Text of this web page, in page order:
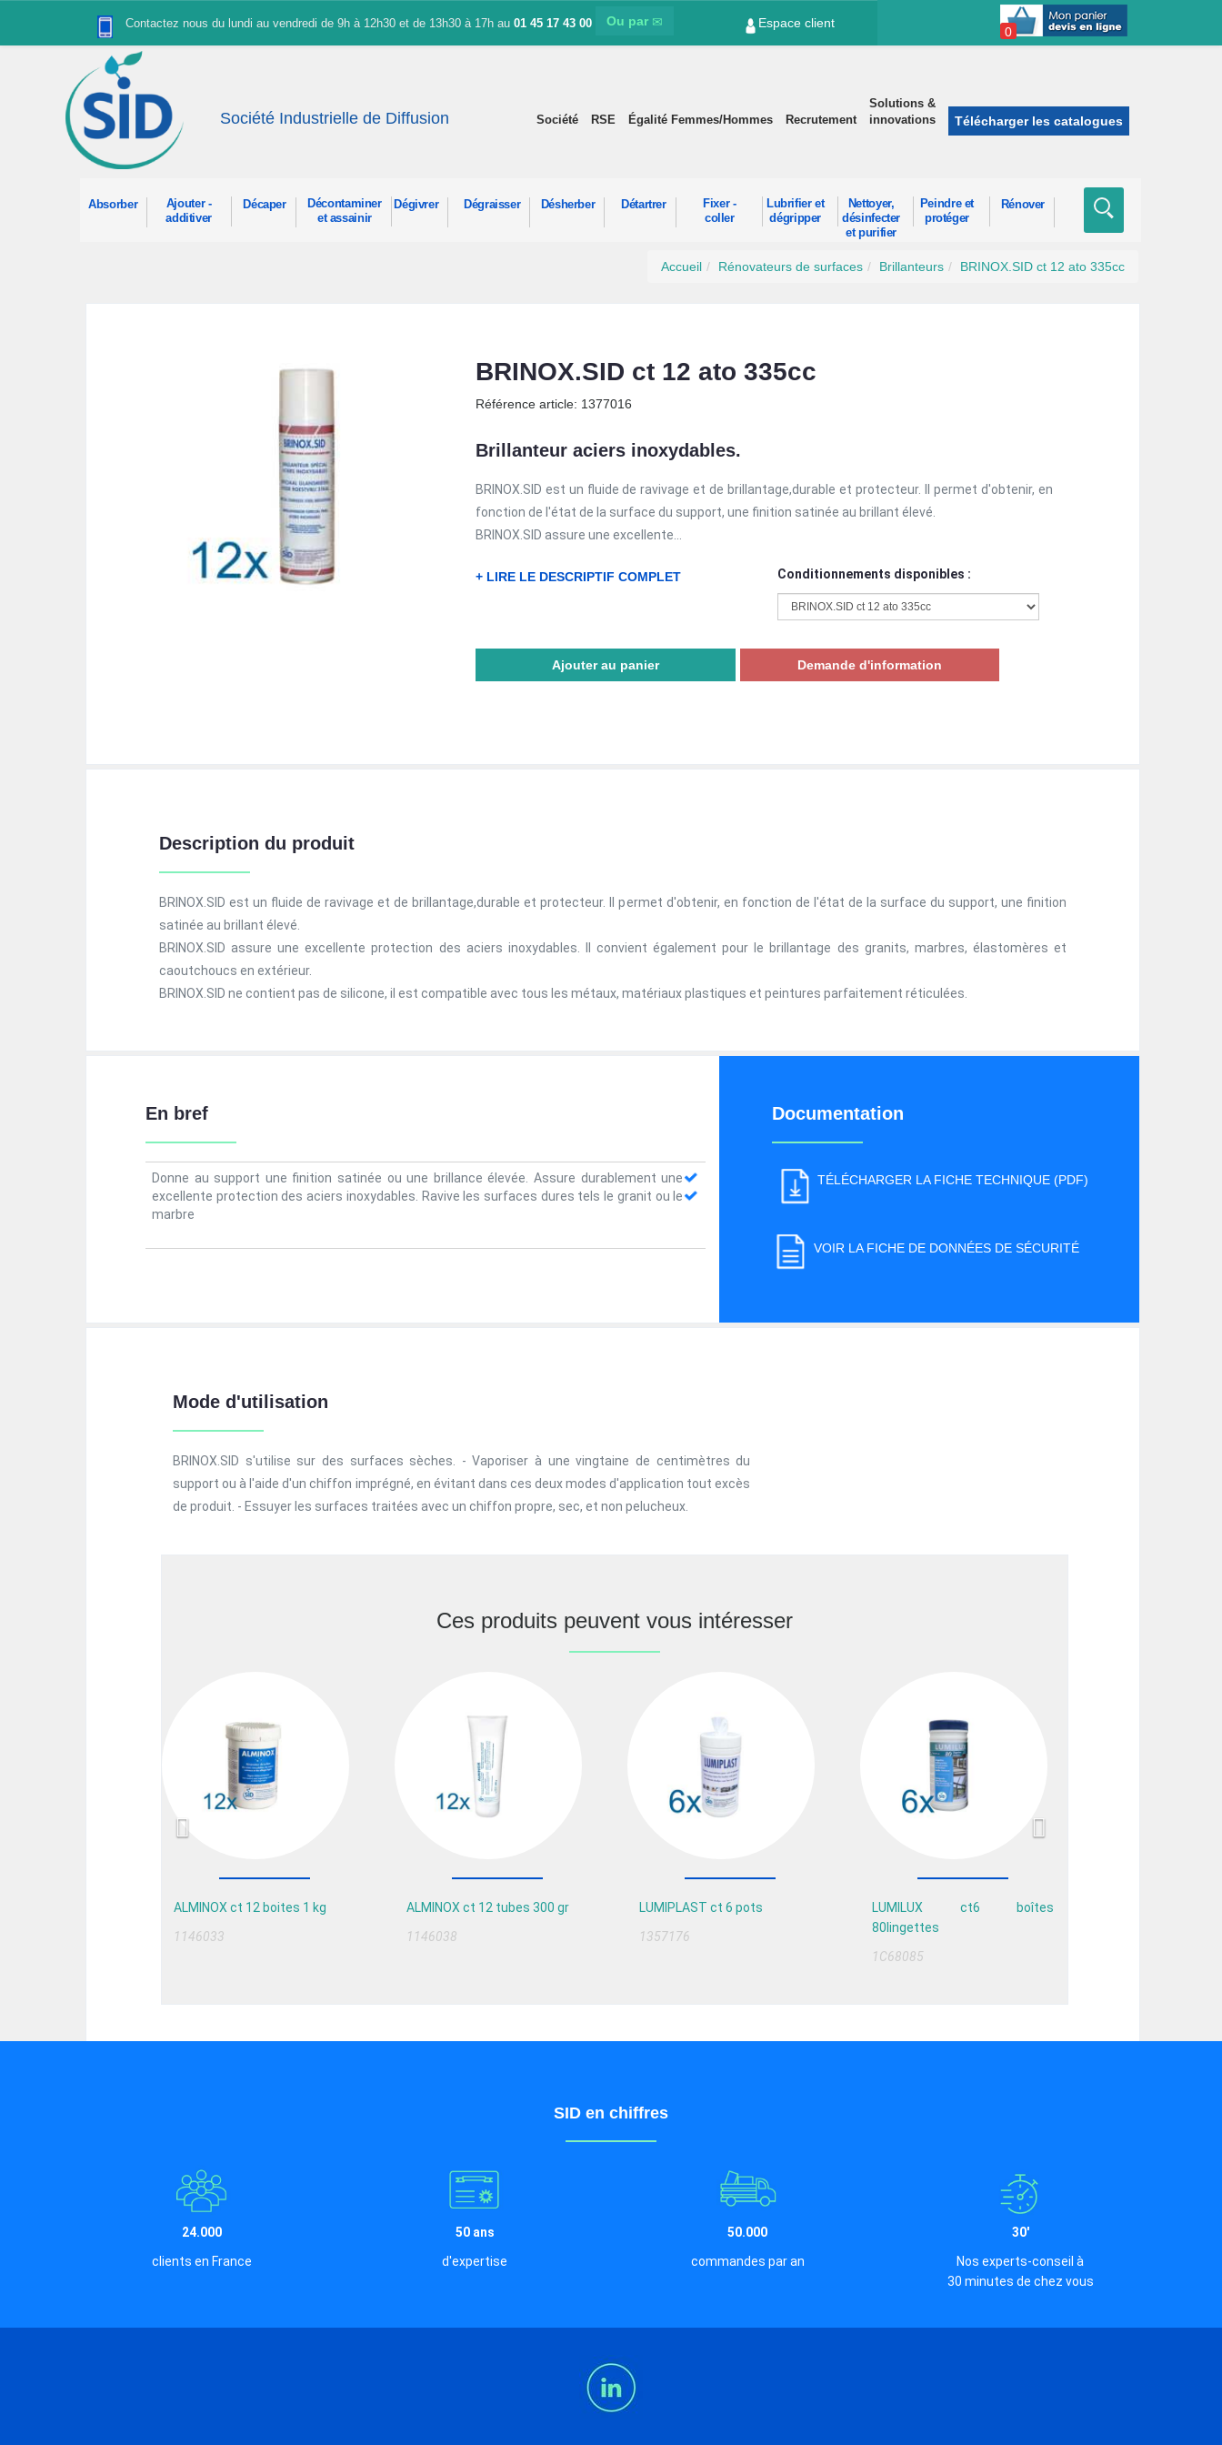
Contactez nous du lundi au vendredi de 9h à 12h30 et de 13h30 à 17h au 01 45 17 43 00 Ou par Espace client
0
Société Industrielle de Diffusion Société RSE Égalité Femmes/Hommes Recrutement
Solutions &
innovations
Télécharger les catalogues
Absorber
Ajouter -
additiver
Décaper
Décontaminer
et assainir
Dégivrer Dégraisser Désherber Détartrer
Fixer -
coller
Lubrifier et
dégripper
Nettoyer,
désinfecter
et purifier
Peindre et
protéger
Rénover
Accueil Rénovateurs de surfaces Brillanteurs BRINOX.SID ct 12 ato 335cc
BRINOX.SID ct 12 ato 335cc
Référence article: 1377016
Brillanteur aciers inoxydables.
BRINOX.SID est un fluide de ravivage et de brillantage,durable et protecteur. Il permet d'obtenir, en
fonction de l'état de la surface du support, une finition satinée au brillant élevé.
BRINOX.SID assure une excellente...
+ LIRE LE DESCRIPTIF COMPLET Conditionnements disponibles :
Description du produit
BRINOX.SID est un fluide de ravivage et de brillantage,durable et protecteur. Il permet d'obtenir, en fonction de l'état de la surface du support, une finition
satinée au brillant élevé.
BRINOX.SID assure une excellente protection des aciers inoxydables. Il convient également pour le brillantage des granits, marbres, élastomères et
caoutchoucs en extérieur.
BRINOX.SID ne contient pas de silicone, il est compatible avec tous les métaux, matériaux plastiques et peintures parfaitement réticulées.
En bref
Donne au support une finition satinée ou une brillance élevée.Assure durablement une
excellente protection des aciers inoxydables.
Ravive les surfaces dures tels le granit ou le
marbre
Documentation
TÉLÉCHARGER LA FICHE TECHNIQUE (PDF)
VOIR LA FICHE DE DONNÉES DE SÉCURITÉ
Mode d'utilisation
BRINOX.SID s'utilise sur des surfaces sèches. - Vaporiser à une vingtaine de centimètres du
support ou à l'aide d'un chiffon imprégné, en évitant dans ces deux modes d'application tout excès
de produit. - Essuyer les surfaces traitées avec un chiffon propre, sec, et non pelucheux.
Ces produits peuvent vous intéresser
ALMINOX ct 12 boites 1 kg
1146033
ALMINOX ct 12 tubes 300 gr
1146038
LUMIPLAST ct 6 pots
1357176
LUMILUX ct6 boîtes
80lingettes
1C68085
SID en chiffres
24.000
clients en France
50 ans
d'expertise
50.000
commandes par an
30'
Nos experts-conseil à
30 minutes de chez vous